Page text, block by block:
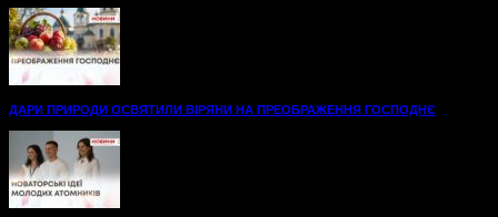
ДАРИ ПРИРОДИ ОСВЯТИЛИ ВІРЯНИ НА ПРЕОБРАЖЕННЯ ГОСПОДНЄ